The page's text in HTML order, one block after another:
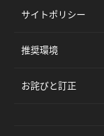
サイトポリシー
推奨環境
お詫びと訂正